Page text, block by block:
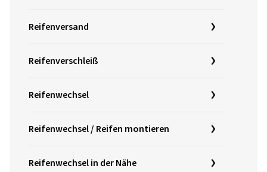
Reifenversand
Reifenverschleiß
Reifenwechsel
Reifenwechsel / Reifen montieren
Reifenwechsel in der Nähe